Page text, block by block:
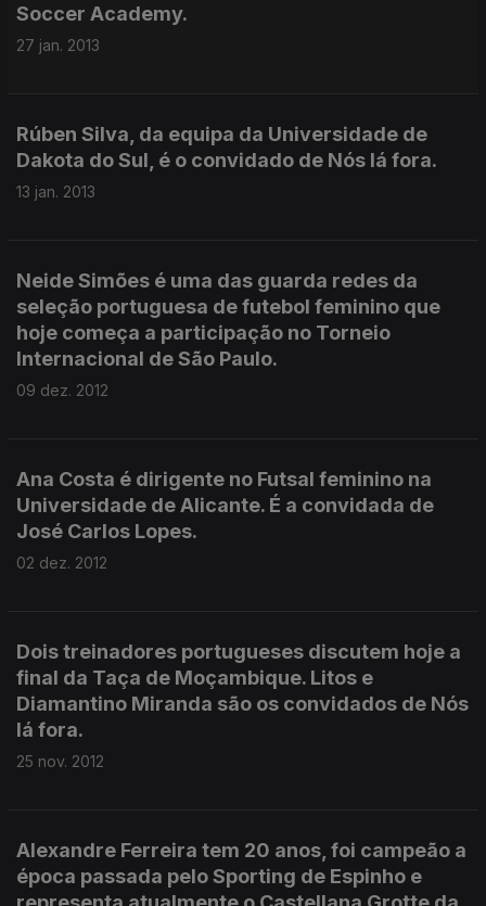
Soccer Academy.
27 jan. 2013
Rúben Silva, da equipa da Universidade de
Dakota do Sul, é o convidado de Nós lá fora.
13 jan. 2013
Neide Simões é uma das guarda redes da
seleção portuguesa de futebol feminino que
hoje começa a participação no Torneio
Internacional de São Paulo.
09 dez. 2012
Ana Costa é dirigente no Futsal feminino na
Universidade de Alicante. É a convidada de
José Carlos Lopes.
02 dez. 2012
Dois treinadores portugueses discutem hoje a
final da Taça de Moçambique. Litos e
Diamantino Miranda são os convidados de Nós
lá fora.
25 nov. 2012
Alexandre Ferreira tem 20 anos, foi campeão a
época passada pelo Sporting de Espinho e